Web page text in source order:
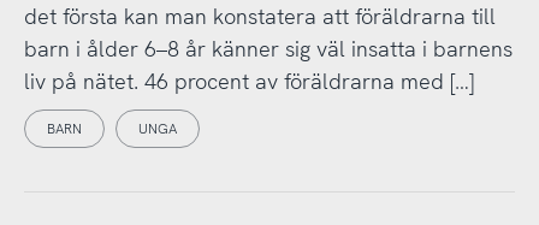
det första kan man konstatera att föräldrarna till
barn i ålder 6–8 år känner sig väl insatta i barnens
liv på nätet. 46 procent av föräldrarna med […]
BARN UNGA